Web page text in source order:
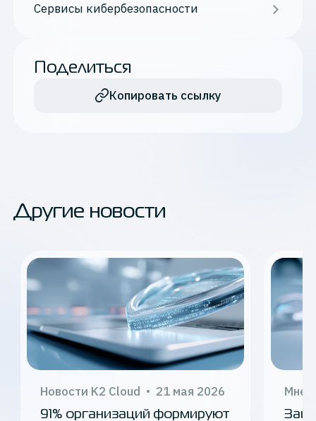
Поделиться
Копировать ссылку
Сервисы кибербезопасности
Другие новости
Новости K2 Cloud 21 мая 2026
91% организаций формируют